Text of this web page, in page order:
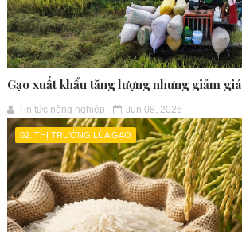
Gạo xuất khẩu tăng lượng nhưng giảm giá
Tin tức nông nghiệp Jun 08, 2026
02. THỊ TRƯỜNG LÚA GẠO